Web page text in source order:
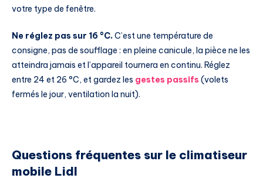
votre type de fenêtre.
Ne réglez pas sur 16 °C.C’est une température de
consigne, pas de soufflage : en pleine canicule, la pièce ne les
atteindra jamais et l’appareil tournera en continu. Réglez
entre 24 et 26 °C, et gardez les gestes passifs (volets
fermés le jour, ventilation la nuit).
Questions fréquentes sur le climatiseur
mobile Lidl